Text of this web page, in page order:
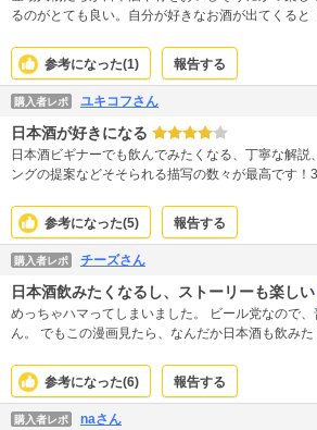
るのがとても良い。自分が好きなお酒が出てくると
参考になった(1) 報告する
購入者レポ ユキコフさん
日本酒が好きになる
日本酒ビギナーでも飲んでみたくなる、丁寧な解説
ングの提案などそそられる描写の数々が最高です！
とする登場人物の恋愛模様や友情も会社の人間関
して楽しめる側面も。読めば読むほど、登場人物を
す。
参考になった(5) 報告する
購入者レポ チーズさん
日本酒飲みたくなるし、ストーリーも楽しい
めっちゃハマってしまいました。 ビール党なので、普段ビールしか飲みませ
ん。 でもこの漫画見たら、なんだか日本酒も飲み
をこよなく愛し、 日本酒に合わせたおつまみを用
お酒好きをポジティブに描いてくれてるのもすてき
れるので、、、） 恋愛ストーリーも丁寧に描かれていて 読んでて飽きません。
作者の方は天才だと思う。
参考になった(6) 報告する
購入者レポ naさん